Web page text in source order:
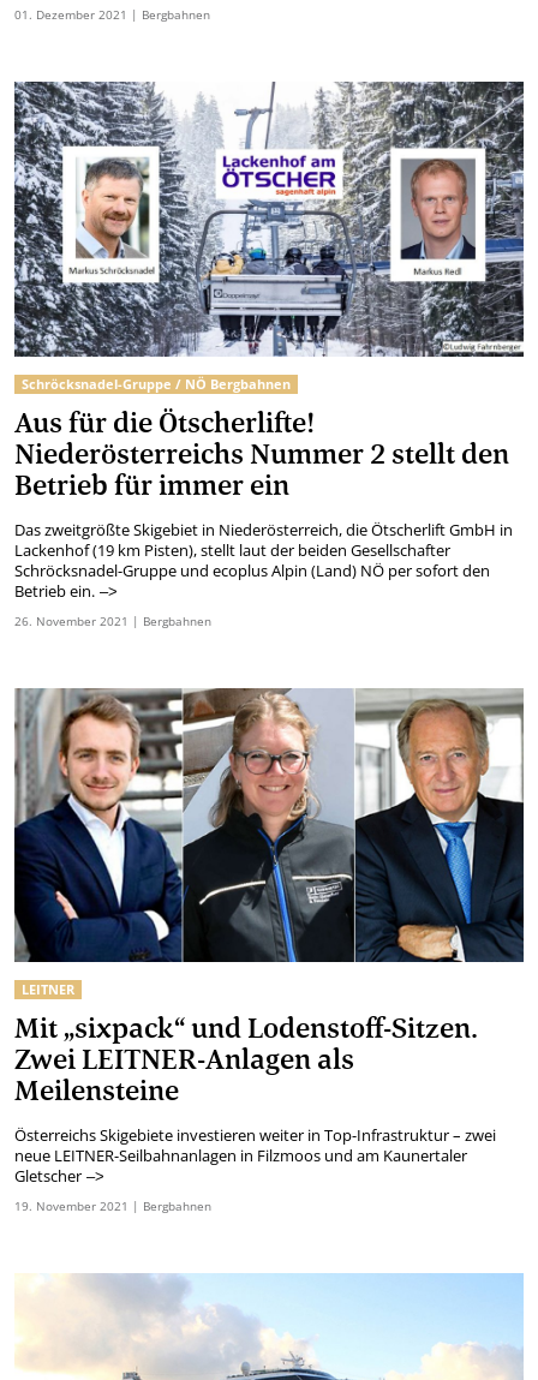
01. Dezember2021 | Bergbahnen
Schröcksnadel-Gruppe / NÖ Bergbahnen
Aus für die Ötscherlifte!
Niederösterreichs Nummer 2 stellt den
Betrieb für immer ein
Das zweitgrößte Skigebiet in Niederösterreich, die Ötscherlift GmbH in
Lackenhof (19 km Pisten), stellt laut der beiden Gesellschafter
Schröcksnadel-Gruppe und ecoplus Alpin (Land) NÖ per sofort den
Betrieb ein.–>
26. November2021 | Bergbahnen
LEITNER
Mit „sixpack“ und Lodenstoff-Sitzen.
Zwei LEITNER-Anlagen als
Meilensteine
Österreichs Skigebiete investieren weiter in Top-Infrastruktur – zwei
neue LEITNER-Seilbahnanlagen in Filzmoos und am Kaunertaler
Gletscher–>
19. November2021 | Bergbahnen